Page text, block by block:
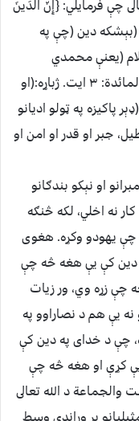
چې فرمايلي: {إِنَّ الدِّينَ
۱۹ ايت. ژباړه: (بېشكه دين (چې په
(يعنې محمدي
شريعت) دى. {وَرَضِيتُ لَكُمُ الإِسْلاَمَ دِينًا}. المائدة: ۳ ايت. ژباړه:(او
پاكيزه په ټولو اديانو
جبر او قدر او امن او
او نېکو بندګانو
نه اخلي، لکه څنګه
چې يهودو وکړه. هغوى
دين کې يې هغه څه چې
چې زړه وي، ور زيات
يې هم د نصاراوو په
چې د خداى په دين کې
کړې او هغه څه چې
د الله تعالى
پر وړاندې وسط